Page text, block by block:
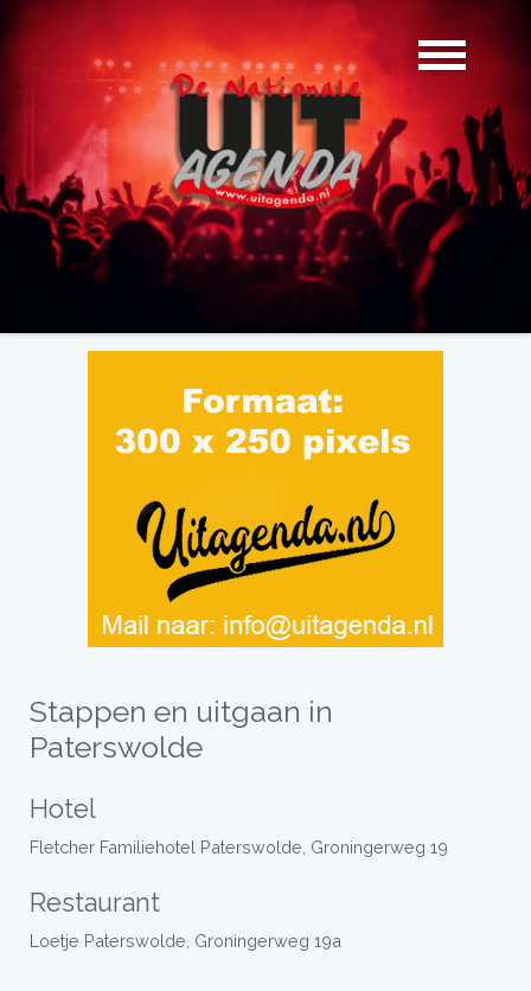
Stappen en uitgaan in
Paterswolde
Hotel
Fletcher Familiehotel Paterswolde, Groningerweg 19
Restaurant
Loetje Paterswolde, Groningerweg 19a